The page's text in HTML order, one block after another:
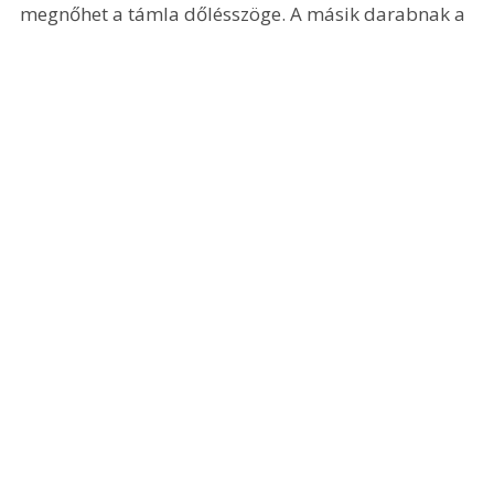
megnőhet a támla dőlésszöge. A másik darabnak a